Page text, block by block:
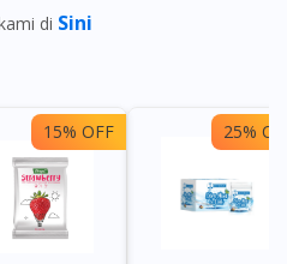
di Sini
15% OFF 25%